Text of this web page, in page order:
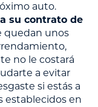
auto.
su contrato de
quedan unos
no le costará
a evitar
si estás a
establecidos en